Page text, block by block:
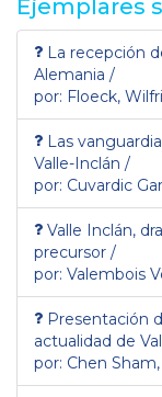
Ejemplares
La recepción
Alemania /
por: Floeck,
Las
Valle-Inclán /
por: Cuvardic
Valle Inclán,
precursor /
por: Valembois
Presentación
actualidad de
por: Chen